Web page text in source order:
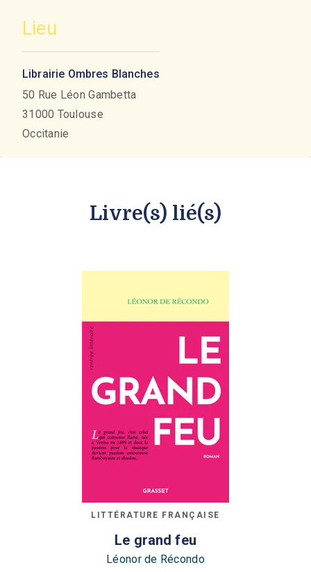
Lieu
Librairie Ombres Blanches
50 Rue Léon Gambetta
31000 Toulouse
Occitanie
Livre(s) lié(s)
LITTÉRATURE FRANÇAISE
Le grand feu
Léonor de Récondo